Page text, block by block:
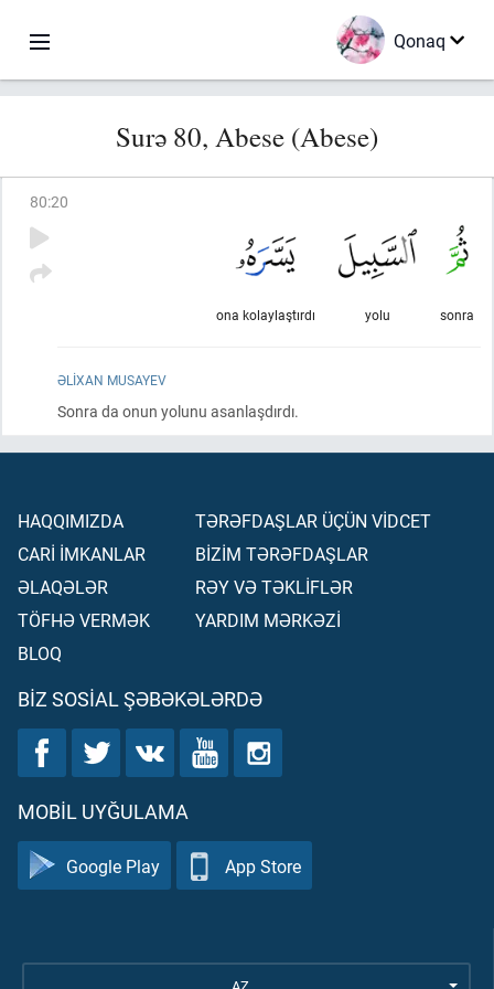
Qonaq
Surə 80, Abese (Abese)
80:20
sonra
yolu
ona kolaylaştırdı
ƏLIXAN MUSAYEV
Sonra da onun yolunu asanlaşdırdı.
HAQQIMIZDA
CARİ İMKANLAR
ƏLAQƏLƏR
TÖFHƏ VERMƏK
BLOQ
TƏRƏFDAŞLAR ÜÇÜN VİDCET
BİZİM TƏRƏFDAŞLAR
RƏY VƏ TƏKLİFLƏR
YARDIM MƏRKƏZİ
BIZ SOSIAL ŞƏBƏKƏLƏRDƏ
MOBIL UYĞULAMA
Google Play App Store